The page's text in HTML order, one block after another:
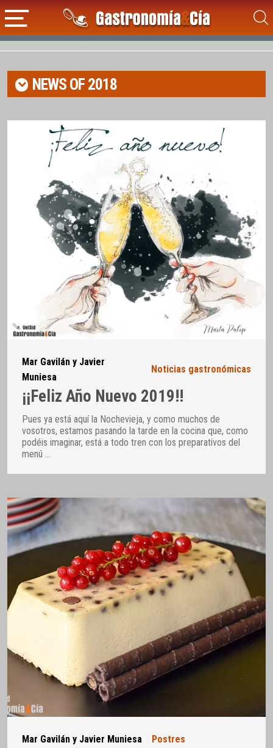
NEWS OF 2018
Mar Gavilán y Javier
Muniesa
Noticias gastronómicas
¡¡Feliz Año Nuevo 2019!!
Pues ya está aquí la Nochevieja, y como muchos de
vosotros, estamos pasando la tarde en la cocina que, como
podéis imaginar, está a todo tren con los preparativos del
menú
Mar Gavilán y Javier Muniesa Postres